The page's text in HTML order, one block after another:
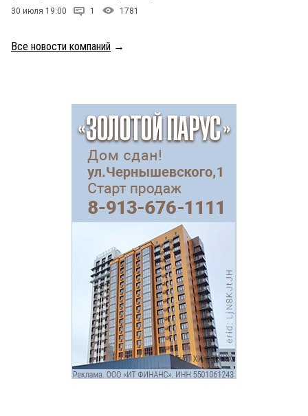
30 июля 19:00 1 1781
Все новости компаний →